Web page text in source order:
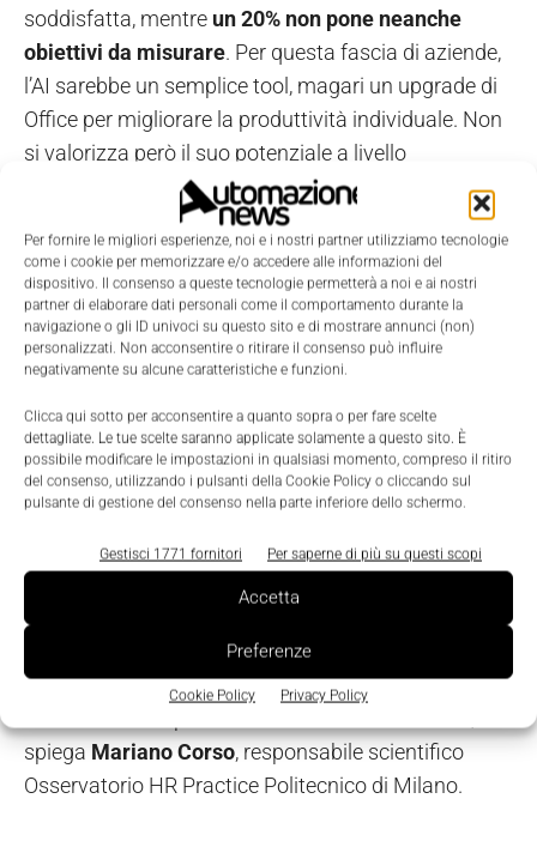
Per fornire le migliori esperienze, noi e i nostri partner utilizziamo tecnologie
come i cookie per memorizzare e/o accedere alle informazioni del
dispositivo. Il consenso a queste tecnologie permetterà a noi e ai nostri
partner di elaborare dati personali come il comportamento durante la
navigazione o gli ID univoci su questo sito e di mostrare annunci (non)
personalizzati. Non acconsentire o ritirare il consenso può influire
negativamente su alcune caratteristiche e funzioni.
Clicca qui sotto per acconsentire a quanto sopra o per fare scelte
dettagliate. Le tue scelte saranno applicate solamente a questo sito. È
possibile modificare le impostazioni in qualsiasi momento, compreso il ritiro
del consenso, utilizzando i pulsanti della Cookie Policy o cliccando sul
pulsante di gestione del consenso nella parte inferiore dello schermo.
Gestisci 1771 fornitori Per saperne di più su questi scopi
Accetta
Preferenze
Cookie Policy Privacy Policy
soddisfatta, mentre un 20% non pone neanche
obiettivi da misurare. Per questa fascia di aziende,
l’AI sarebbe un semplice tool, magari un upgrade di
Office per migliorare la produttività individuale. Non
si valorizza però il suo potenziale a livello
organizzativo e strategico.
Nel complesso, i progetti legati all’AI presentano
una più scarsa maturità rispetto a quelli di
cambiamento in generale, nei quali il 20% supera
l’80% degli obiettivi (e non solo il 4%); il 31% tra 60-
80%; il 29% tra il 40-60% e solo il 4% non li misura.
"Siamo di fronte all’AI Paradox:grazie all’AI si
riducono i tempi, ma nei bilanci non si registrano
ancora risultati. Sul fatto che l’AI crei o meno valore
c’è molta discussione. Noi crediamo che molto
dipenderà dal ripensamento dei processi e delle
mansioni e, quindi, da una
riqualificazione delle competenze
e comunicazione affinché un progetto di
spiega Mariano Corso, responsabile scientifico
Osservatorio HR Practice Politecnico di Milano.